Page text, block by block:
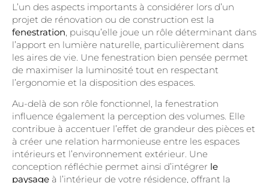
L’un des aspects importants à considérer lors d’un
projet de rénovation ou de construction est la
fenestration, puisqu’elle joue un rôle déterminant dans
l’apport en lumière naturelle, particulièrement dans
les aires de vie. Une fenestration bien pensée permet
de maximiser la luminosité tout en respectant
l’ergonomie et la disposition des espaces.
Au-delà de son rôle fonctionnel, la fenestration
influence également la perception des volumes. Elle
contribue à accentuer l’effet de grandeur des pièces et
à créer une relation harmonieuse entre les espaces
intérieurs et l’environnement extérieur. Une
conception réfléchie permet ainsi d’intégrer le
paysage à l’intérieur de votre résidence, offrant la